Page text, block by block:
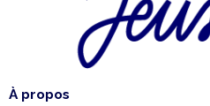
À propos